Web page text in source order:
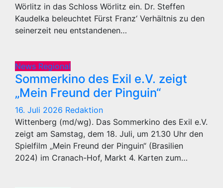
Wörlitz in das Schloss Wörlitz ein. Dr. Steffen
Kaudelka beleuchtet Fürst Franz‘ Verhältnis zu den
seinerzeit neu entstandenen…
News Regional
Sommerkino des Exil e.V. zeigt
„Mein Freund der Pinguin“
16. Juli 2026 Redaktion
Wittenberg (md/wg). Das Sommerkino des Exil e.V.
zeigt am Samstag, dem 18. Juli, um 21.30 Uhr den
Spielfilm „Mein Freund der Pinguin“ (Brasilien
2024) im Cranach-Hof, Markt 4. Karten zum…